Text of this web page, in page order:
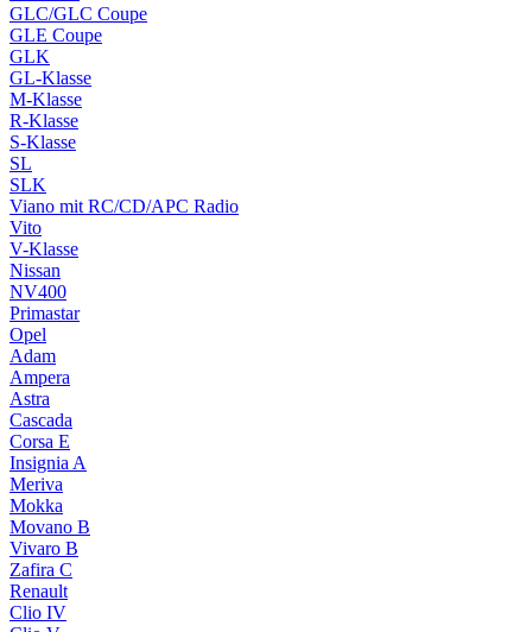
GLC/GLC Coupe
GLE Coupe
GLK
GL-Klasse
M-Klasse
R-Klasse
S-Klasse
SL
SLK
Viano mit RC/CD/APC Radio
Vito
V-Klasse
Nissan
NV400
Primastar
Opel
Adam
Ampera
Astra
Cascada
Corsa E
Insignia A
Meriva
Mokka
Movano B
Vivaro B
Zafira C
Renault
Clio IV